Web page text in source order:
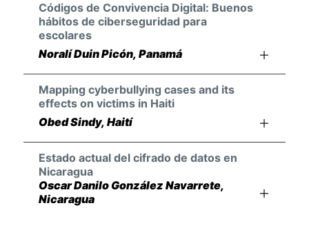
Códigos de Convivencia Digital: Buenos
hábitos de ciberseguridad para
escolares
Noralí Duin Picón, Panamá
Mapping cyberbullying cases and its
effects on victims in Haiti
Obed Sindy, Haití
Estado actual del cifrado de datos en
Nicaragua
Oscar Danilo González Navarrete,
Nicaragua